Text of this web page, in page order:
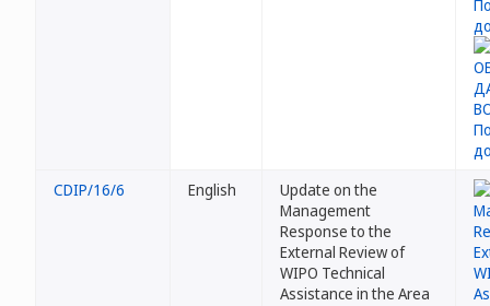
CDIP/16/6 English
Update on the
Management
Response to the
External Review of
WIPO Technical
Assistance in the Area